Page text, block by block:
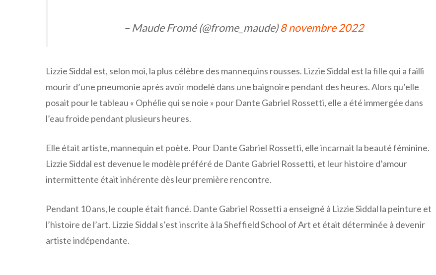
– Maude Fromé (@frome_maude)8 novembre 2022
Lizzie Siddal est, selon moi, la plus célèbre des mannequins rousses. Lizzie Siddal est la fille qui a failli
mourir d’une pneumonie après avoir modelé dans une baignoire pendant des heures. Alors qu’elle
posait pour le tableau « Ophélie qui se noie » pour Dante Gabriel Rossetti, elle a été immergée dans
l’eau froide pendant plusieurs heures.
Elle était artiste, mannequin et poète. Pour Dante Gabriel Rossetti, elle incarnait la beauté féminine.
Lizzie Siddal est devenue le modèle préféré de Dante Gabriel Rossetti, et leur histoire d’amour
intermittente était inhérente dès leur première rencontre.
Pendant 10 ans, le couple était fiancé. Dante Gabriel Rossetti a enseigné à Lizzie Siddal la peinture et
l’histoire de l’art. Lizzie Siddal s’est inscrite à la Sheffield School of Art et était déterminée à devenir
artiste indépendante.